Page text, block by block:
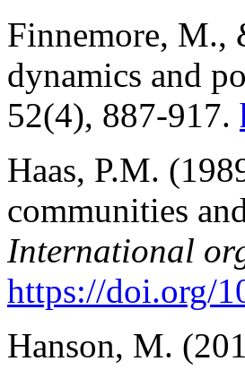
Finnemore, M.,
dynamics and
52(4), 887-917.
Haas, P.M.
communities
International
https://doi.org/
Hanson, M.